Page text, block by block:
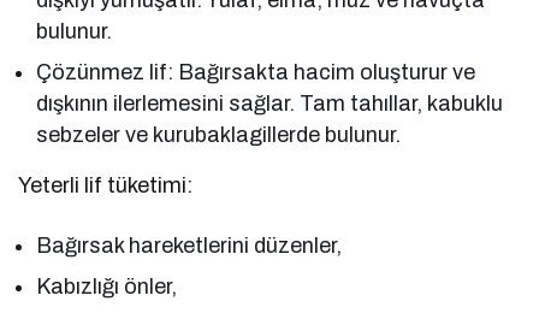
bulunur.
Çözünmez lif: Bağırsakta hacim oluşturur ve
dışkının ilerlemesini sağlar. Tam tahıllar, kabuklu
sebzeler ve kurubaklagillerde bulunur.
Yeterli lif tüketimi:
Bağırsak hareketlerini düzenler,
Kabızlığı önler,